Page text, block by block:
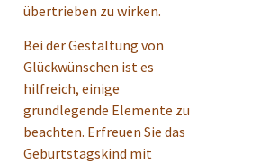
übertrieben zu wirken.
Bei der Gestaltung von
Glückwünschen ist es
hilfreich, einige
grundlegende Elemente zu
beachten. Erfreuen Sie das
Geburtstagskind mit